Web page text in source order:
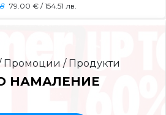
79.00 € / 154.51 лв.
Промоции / Продукти
НАМАЛЕНИЕ